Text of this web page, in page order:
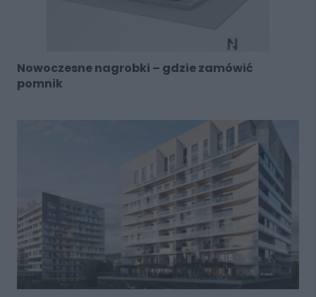
Nowoczesne nagrobki – gdzie zamówić
pomnik